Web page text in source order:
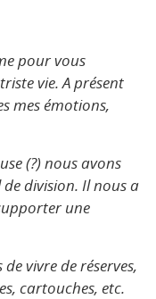
pour vous
vie. A présent
mes émotions,
(?) nous avons
de division. Il nous a
une
vivre de réserves,
cartouches, etc.